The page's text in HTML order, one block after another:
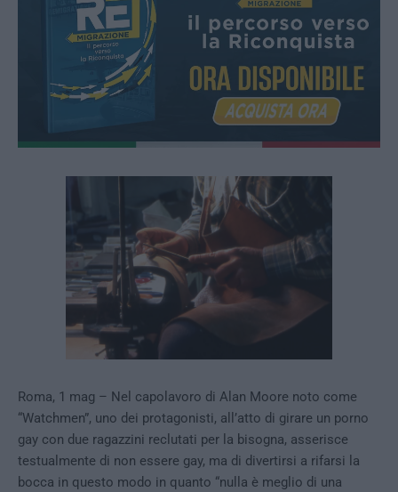
Roma, 1 mag – Nel capolavoro di Alan Moore noto come
“Watchmen”, uno dei protagonisti, all’atto di girare un porno
gay con due ragazzini reclutati per la bisogna, asserisce
testualmente di non essere gay, ma di divertirsi a rifarsi la
bocca in questo modo in quanto “nulla è meglio di una